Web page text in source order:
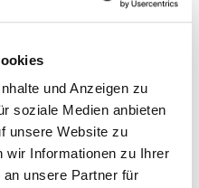
und Anzeigen zu
soziale Medien anbieten
unsere Website zu
wir Informationen zu Ihrer
unsere Partner für
enthalten